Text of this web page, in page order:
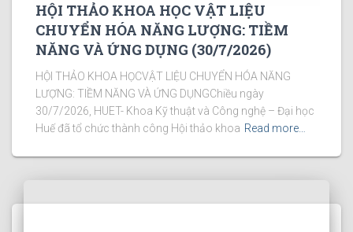
HỘI THẢO KHOA HỌC VẬT LIỆU
CHUYỂN HÓA NĂNG LƯỢNG: TIỀM
NĂNG VÀ ỨNG DỤNG (30/7/2026)
HỘI THẢO KHOA HỌCVẬT LIỆU CHUYỂN HÓA NĂNG
LƯỢNG: TIỀM NĂNG VÀ ỨNG DỤNGChiều ngày
30/7/2026, HUET- Khoa Kỹ thuật và Công nghệ – Đại học
Huế đã tổ chức thành công Hội thảo khoa Read more…